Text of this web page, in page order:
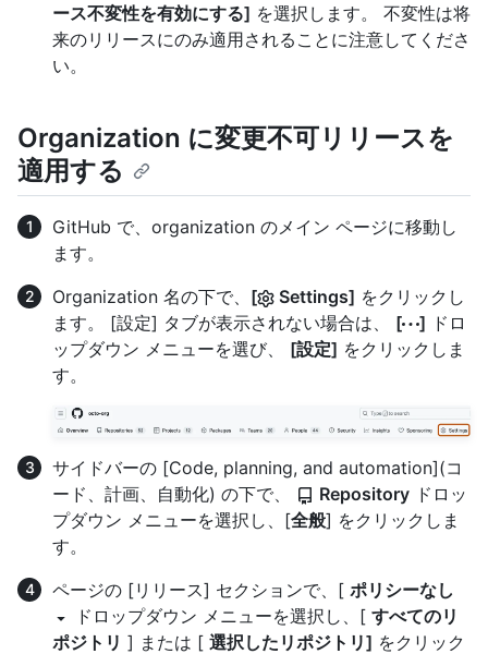
ース不変性を有効にする] を選択します。 不変性は将
来のリリースにのみ適用されることに注意してくださ
い。
Organization に変更不可リリースを
適用する
GitHub で、organization のメイン ページに移動し
ます。
Organization 名の下で、 [ Settings] をクリックし
ます。 [設定] タブが表示されない場合は、 [ ] ドロ
ップダウン メニューを選び、 [設定] をクリックしま
す。
サイドバーの [Code, planning, and automation](コ
ード、計画、自動化) の下で、
Repository ドロッ
プダウン メニューを選択し、[全般] をクリックしま
す。
ページの [リリース] セクションで、[ ポリシーなし
ドロップダウン メニューを選択し、[ すべてのリ
ポジトリ ] または [ 選択したリポジトリ] をクリック